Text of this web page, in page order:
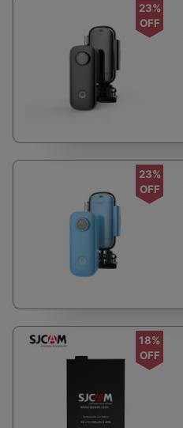
23%
OFF
23%
OFF
18%
OFF